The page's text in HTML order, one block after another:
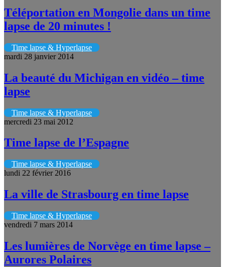
Téléportation en Mongolie dans un time
lapse de 20 minutes !
Time lapse & Hyperlapse
mardi 28 janvier 2014
La beauté du Michigan en vidéo – time
lapse
Time lapse & Hyperlapse
mercredi 23 mai 2012
Time lapse de l’Espagne
Time lapse & Hyperlapse
lundi 22 février 2016
La ville de Strasbourg en time lapse
Time lapse & Hyperlapse
vendredi 7 mars 2014
Les lumières de Norvège en time lapse –
Aurores Polaires